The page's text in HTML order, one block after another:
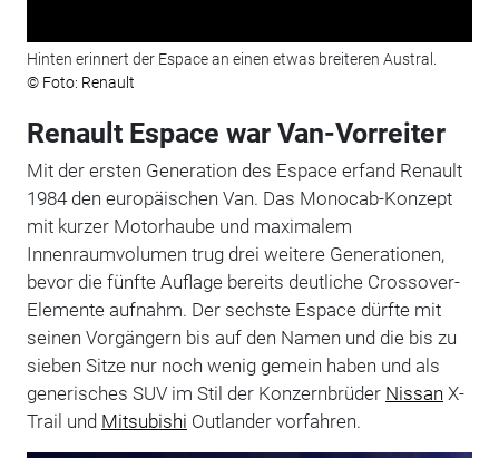
Hinten erinnert der Espace an einen etwas breiteren Austral.
© Foto: Renault
Renault Espace war Van-Vorreiter
Mit der ersten Generation des Espace erfand Renault
1984 den europäischen Van. Das Monocab-Konzept
mit kurzer Motorhaube und maximalem
Innenraumvolumen trug drei weitere Generationen,
bevor die fünfte Auflage bereits deutliche Crossover-
Elemente aufnahm. Der sechste Espace dürfte mit
seinen Vorgängern bis auf den Namen und die bis zu
sieben Sitze nur noch wenig gemein haben und als
generisches SUV im Stil der Konzernbrüder Nissan X-
Trail und Mitsubishi Outlander vorfahren.